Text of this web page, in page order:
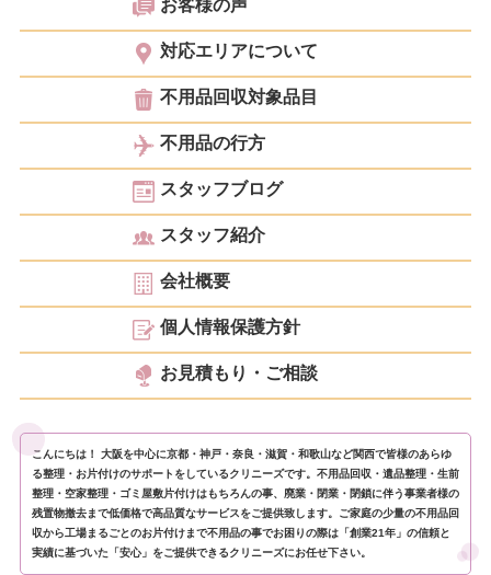
お客様の声
対応エリアについて
不用品回収対象品目
不用品の行方
スタッフブログ
スタッフ紹介
会社概要
個人情報保護方針
お見積もり・ご相談
こんにちは！ 大阪を中心に京都・神戸・奈良・滋賀・和歌山など関西で皆様のあらゆ
る整理・お片付けのサポートをしているクリニーズです。不用品回収・遺品整理・生前
整理・空家整理・ゴミ屋敷片付けはもちろんの事、廃業・閉業・閉鎖に伴う事業者様の
残置物撤去まで低価格で高品質なサービスをご提供致します。ご家庭の少量の不用品回
収から工場まるごとのお片付けまで不用品の事でお困りの際は「創業21年」の信頼と
実績に基づいた「安心」をご提供できるクリニーズにお任せ下さい。